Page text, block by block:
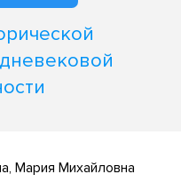
Мария Михайловна